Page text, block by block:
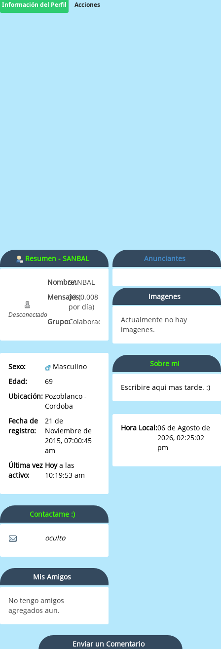
Información del Perfil Acciones
Resumen - SANBAL
Desconectado
Nombre:SANBAL
Mensajes:33 (0.008
por día)
Grupo:Colaborador
Sexo:
Masculino
Edad:
69
Ubicación: Pozoblanco -
Cordoba
Fecha de
registro:
21 de
Noviembre de
2015, 07:00:45
am
Última vez
activo:
Hoya las
10:19:53 am
Contactame :)
oculto
Mis Amigos
No tengo amigos
agregados aun.
Anunciantes
Imagenes
Actualmente no hay
imagenes.
Sobre mi
Escribire aqui mas tarde. :)
Hora Local:06 de Agosto de
2026, 02:25:02
pm
Enviar un Comentario